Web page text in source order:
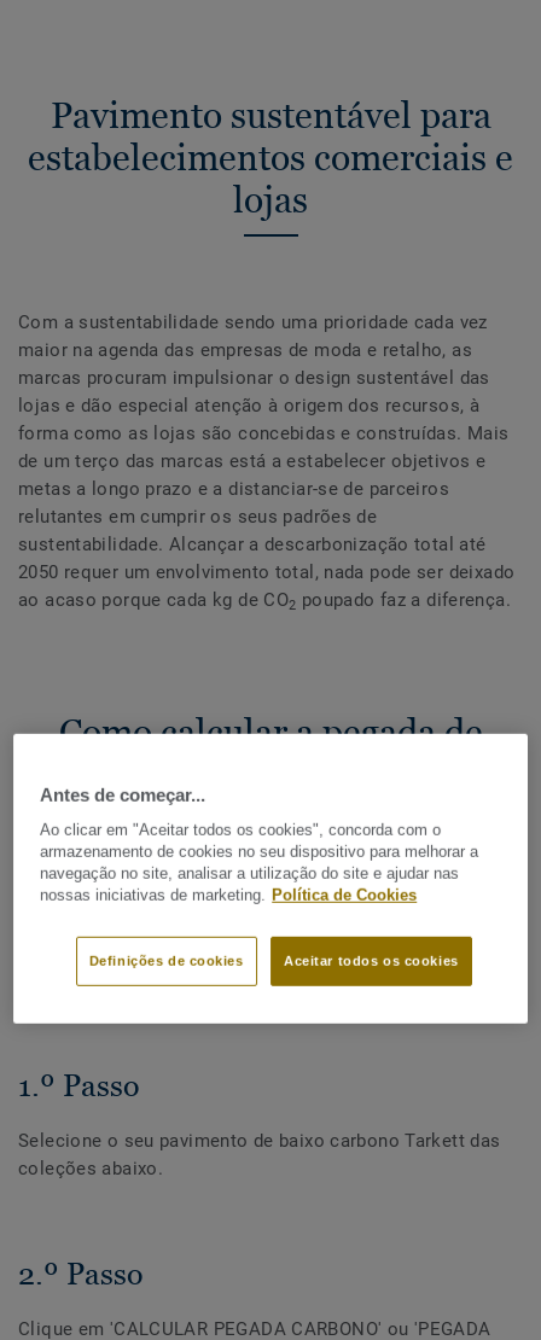
Pavimento sustentável para
estabelecimentos comerciais e
lojas
Com a sustentabilidade sendo uma prioridade cada vez
maior na agenda das empresas de moda e retalho, as
marcas procuram impulsionar o design sustentável das
lojas e dão especial atenção à origem dos recursos, à
forma como as lojas são concebidas e construídas. Mais
de um terço das marcas está a estabelecer objetivos e
metas a longo prazo e a distanciar-se de parceiros
relutantes em cumprir os seus padrões de
sustentabilidade. Alcançar a descarbonização total até
2050 requer um envolvimento total, nada pode ser deixado
ao acaso porque cada kg de CO2 poupado faz a diferença.
Como calcular a pegada de
Selecionámos para si as nossas coleções de
à página de cálculo da pegada de carbono para avaliar a
pegada de carbono do seu projeto.
1.º Passo
Selecione o seu pavimento de baixo carbono Tarkett das
coleções abaixo.
2.º Passo
Clique em 'CALCULAR PEGADA CARBONO' ou 'PEGADA
Antes de começar...
Ao clicar em "Aceitar todos os cookies", concorda com o
armazenamento de cookies no seu dispositivo para melhorar a
navegação no site, analisar a utilização do site e ajudar nas
nossas iniciativas de marketing. Política de Cookies
Aceitar todos os cookies
Definições de cookies